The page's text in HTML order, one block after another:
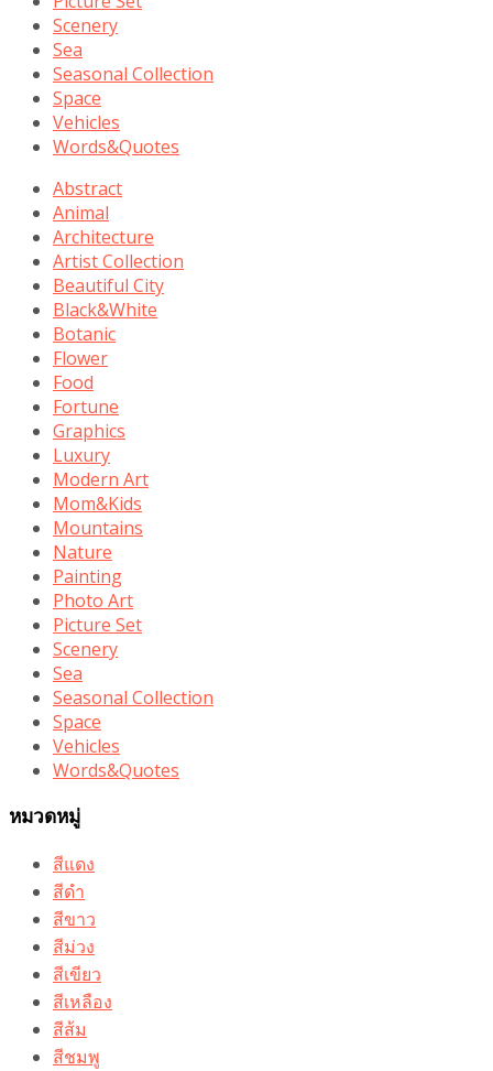
Scenery
Sea
Seasonal Collection
Space
Vehicles
Words&Quotes
Abstract
Animal
Architecture
Artist Collection
Beautiful City
Black&White
Botanic
Flower
Food
Fortune
Graphics
Luxury
Modern Art
Mom&Kids
Mountains
Nature
Painting
Photo Art
Picture Set
Scenery
Sea
Seasonal Collection
Space
Vehicles
Words&Quotes
หมวดหมู่
สีแดง
สีดำ
สีขาว
สีม่วง
สีเขียว
สีเหลือง
สีส้ม
สีชมพู